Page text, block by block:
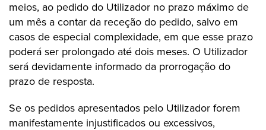
meios, ao pedido do Utilizador no prazo máximo de
um mês a contar da receção do pedido, salvo em
casos de especial complexidade, em que esse prazo
poderá ser prolongado até dois meses. O Utilizador
será devidamente informado da prorrogação do
prazo de resposta.
Se os pedidos apresentados pelo Utilizador forem
manifestamente injustificados ou excessivos,